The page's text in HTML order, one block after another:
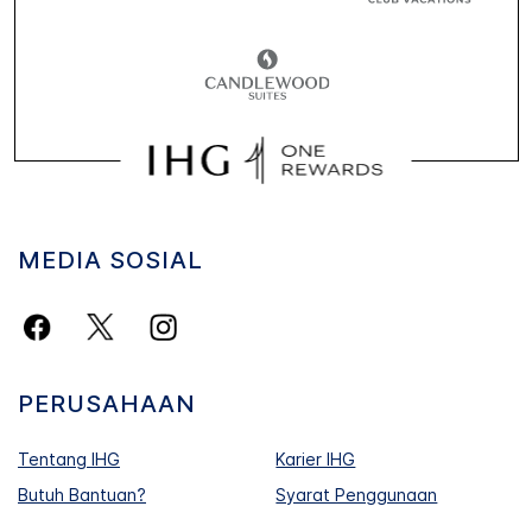
MEDIA SOSIAL
PERUSAHAAN
Tentang IHG
Karier IHG
Butuh Bantuan?
Syarat Penggunaan